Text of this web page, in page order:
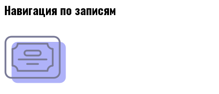
Навигация по записям